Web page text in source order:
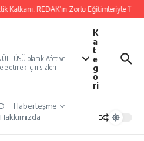
Kalkanı: REDAK’ın Zorlu Eğitimleriyle
olarak Afet ve
etmek için sizleri
K
a
t
e
g
o
ri
Haberleşme
Hakkımızda